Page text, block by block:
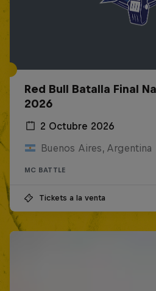
Red Bull Batalla Final
2026
2 Octubre 2026
Buenos Aires, Argentina
MC BATTLE
Tickets a la venta